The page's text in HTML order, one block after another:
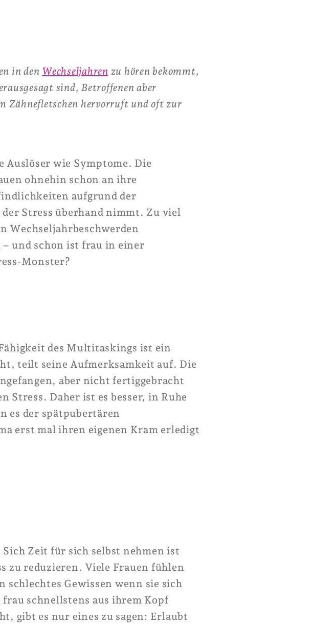
in den Wechseljahren zu hören bekommt,
sind, Betroffenen aber
Zähnefletschen hervorruft und oft zur
Auslöser wie Symptome. Die
ohnehin schon an ihre
aufgrund der
Stress überhand nimmt. Zu viel
Wechseljahrbeschwerden
– und schon ist frau in einer
Monster?
des Multitaskings ist ein
teilt seine Aufmerksamkeit auf. Die
aber nicht fertiggebracht
Stress. Daher ist es besser, in Ruhe
es der spätpubertären
erst mal ihren eigenen Kram erledigt
Zeit für sich selbst nehmen ist
zu reduzieren. Viele Frauen fühlen
schlechtes Gewissen wenn sie sich
schnellstens aus ihrem Kopf
gibt es nur eines zu sagen: Erlaubt